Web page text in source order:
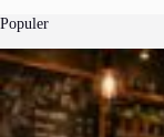
Populer